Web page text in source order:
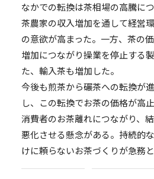
なかでの転換は茶相場の高騰に
茶農家の収入増加を通して経営
の意欲が高まった。一方、茶の
増加につながり操業を停止する
た、輸入茶も増加した。
今後も煎茶から碾茶への転換が
し、この転換でお茶の価格が高
消費者のお茶離れにつながり、
悪化させる懸念がある。持続的
けに頼らないお茶づくりが急務と